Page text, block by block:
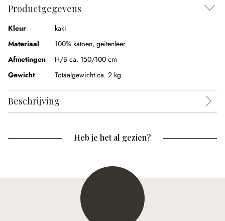
Productgegevens
Kleur
kaki
Materiaal
100% katoen, geitenleer
Afmetingen
H/B ca. 150/100 cm
Gewicht
Totaalgewicht ca. 2 kg
Beschrijving
Heb je het al gezien?